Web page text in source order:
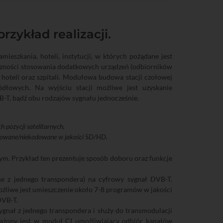
realizacji.
hoteli, instytucji, w których pożądane jest
stosowania dodatkowych urządzeń (odbiorników
oraz szpitali. Modułowa budowa stacji czołowej
Na wyjściu stacji możliwe jest uzyskanie
bądź obu rodzajów sygnału jednocześnie.
pozycji satelitarnych.
niekodowane w jakości SD/HD.
Przykład ten prezentuje sposób doboru oraz funkcje
z jednego transpondera) na cyfrowy sygnał DVB-T.
jest umieszczenie około 7-8 programów w jakości
T.
z jednego transpondera i służy do transmodulacji
jest w moduł CI umożliwiający odbiór kanałów